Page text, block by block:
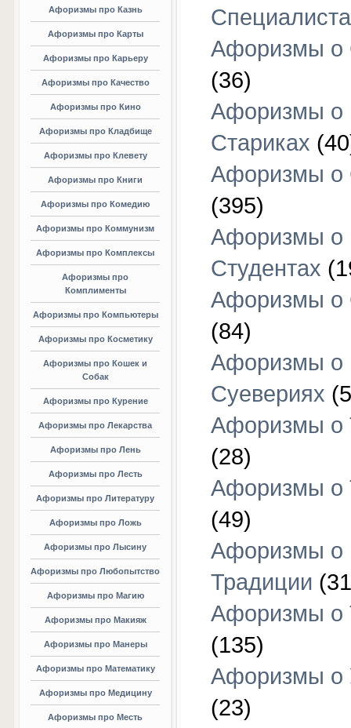
Афоризмы про Казнь
Афоризмы про Карты
Афоризмы про Карьеру
Афоризмы про Качество
Афоризмы про Кино
Афоризмы про Кладбище
Афоризмы про Клевету
Афоризмы про Книги
Афоризмы про Комедию
Афоризмы про Коммунизм
Афоризмы про Комплексы
Афоризмы про
Комплименты
Афоризмы про Компьютеры
Афоризмы про Косметику
Афоризмы про Кошек и
Собак
Афоризмы про Курение
Афоризмы про Лекарства
Афоризмы про Лень
Афоризмы про Лесть
Афоризмы про Литературу
Афоризмы про Ложь
Афоризмы про Лысину
Афоризмы про Любопытство
Афоризмы про Магию
Афоризмы про Макияж
Афоризмы про Манеры
Афоризмы про Математику
Афоризмы про Медицину
Афоризмы про Месть
Афоризмы о
(36)
Афоризмы о
Стариках
Афоризмы о
(395)
Афоризмы о
Студентах
Афоризмы о
(84)
Афоризмы о
Суевериях
Афоризмы о
(28)
Афоризмы о
(49)
Афоризмы о
Традиции
Афоризмы о
(135)
Афоризмы о
(23)